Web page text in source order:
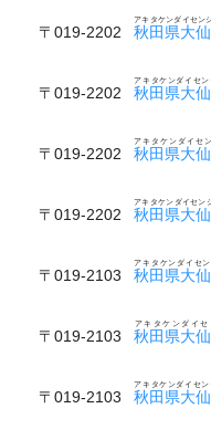
〒019-2202 秋田県大
アキタケンダイセン
〒019-2202 秋田県大
アキタケンダイセ
〒019-2202 秋田県大
アキタケンダイセ
〒019-2202 秋田県大
アキタケンダイセン
〒019-2103 秋田県大
アキタケンダイセ
〒019-2103 秋田県大
アキタケンダイ
〒019-2103 秋田県大
アキタケンダイセ